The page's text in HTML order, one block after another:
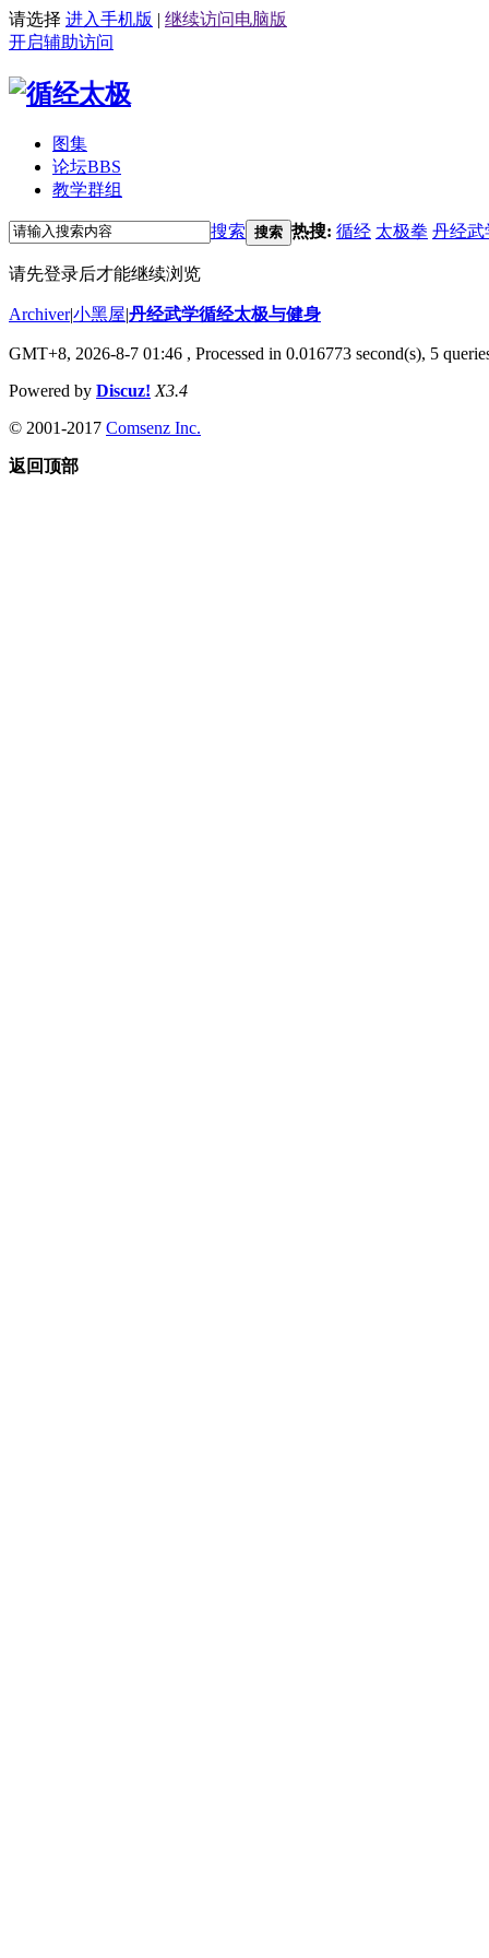
请选择 进入手机版 | 继续访问电脑版
开启辅助访问
图集
论坛BBS
教学群组
搜索 搜索 热搜: 循经 太极拳 丹经武
请先登录后才能继续浏览
Archiver|小黑屋|丹经武学循经太极与健身
GMT+8, 2026-8-7 01:46 , Processed in 0.016773 second(s), 5
Powered by Discuz! X3.4
© 2001-2017 Comsenz Inc.
返回顶部